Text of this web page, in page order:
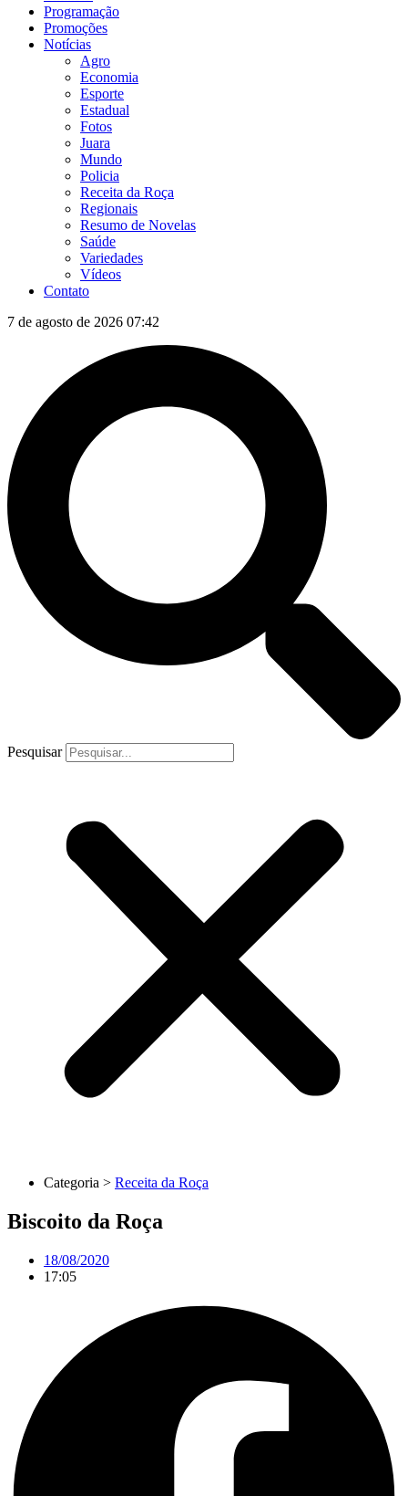
Programação
Promoções
Notícias
Agro
Economia
Esporte
Estadual
Fotos
Juara
Mundo
Policia
Receita da Roça
Regionais
Resumo de Novelas
Saúde
Variedades
Vídeos
Contato
7 de agosto de 2026 07:42
Pesquisar
Categoria > Receita da Roça
Biscoito da Roça
18/08/2020
17:05